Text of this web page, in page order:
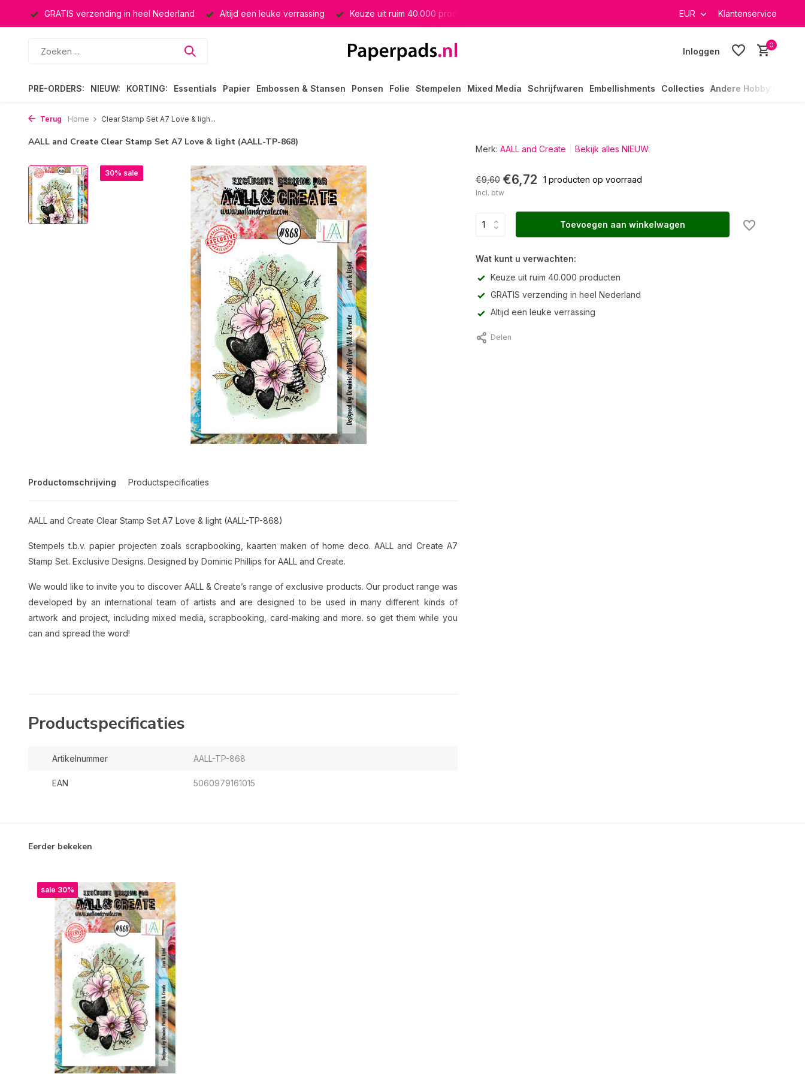
GRATIS verzending in heel Nederland Altijd een leuke verrassing Keuze uit ruim 40.000 producten EUR Klantenservice
Inloggen
0
PRE-ORDERS: NIEUW: KORTING: Essentials Papier Embossen & Stansen Ponsen Folie Stempelen Mixed Media Schrijfwaren Embellishments Collecties Andere Hobby's
Terug Home Clear Stamp Set A7 Love & ligh...
AALL and Create Clear Stamp Set A7 Love & light (AALL-TP-868)
30% sale
Productomschrijving Productspecificaties
AALL and Create Clear Stamp Set A7 Love & light (AALL-TP-868)
Stempels t.b.v. papier projecten zoals scrapbooking, kaarten maken of home deco. AALL and Create A7
Stamp Set. Exclusive Designs. Designed by Dominic Phillips for AALL and Create.
We would like to invite you to discover AALL & Create’s range of exclusive products. Our product range was
developed by an international team of artists and are designed to be used in many different kinds of
artwork and project, including mixed media, scrapbooking, card-making and more. so get them while you
can and spread the word!
Productspecificaties
Artikelnummer AALL-TP-868
EAN 5060979161015
Merk: AALL and Create Bekijk alles NIEUW:
€9,60 €6,72 1 producten op voorraad
Incl. btw
Toevoegen aan winkelwagen
Wat kunt u verwachten:
Keuze uit ruim 40.000 producten
GRATIS verzending in heel Nederland
Altijd een leuke verrassing
Delen
Eerder bekeken
sale 30%